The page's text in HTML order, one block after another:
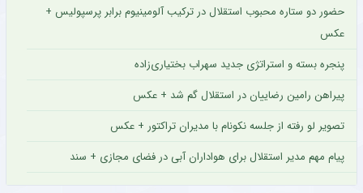
حضور دو ستاره محبوب استقلال در ترکیب آلومینیوم برابر پرسپولیس +
عکس
پنجره بسته و استراتژی جدید سهراب بختیاری‌زاده
پیراهن رامین رضاییان در استقلال گم شد + عکس
تصویر لو رفته از جلسه نکونام با مدیران تراکتور + عکس
پیام مهم مدیر استقلال برای هواداران آبی در فضای مجازی + سند